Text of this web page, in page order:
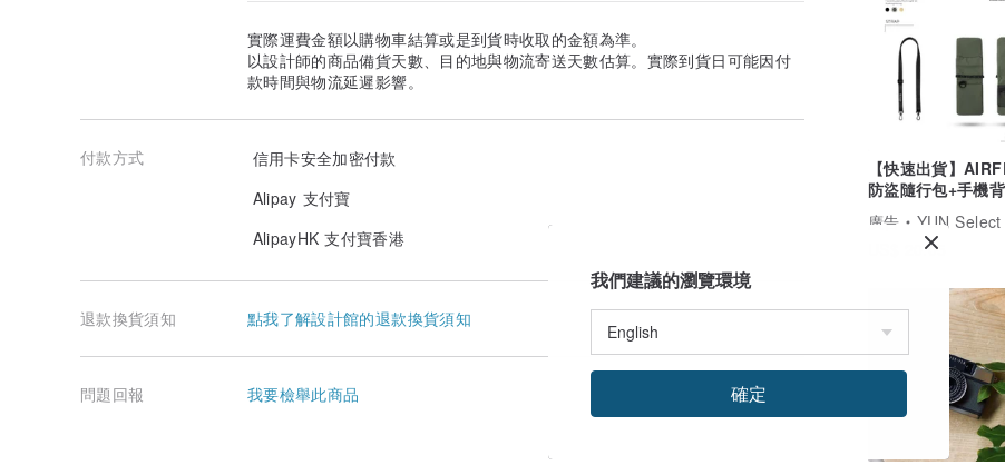
【快速出貨】
防盜隨行包+手機
RFID 極輕防潑水
廣告
YUN Select
US$ 20.05
實際運費金額以購物車結算或是到貨時收取的金額為準。
以設計師的商品備貨天數、目的地與物流寄送天數估算。實際到貨日可能因付
款時間與物流延遲影響。
付款方式
信用卡安全加密付款
Alipay 支付寶
AlipayHK 支付寶香港
退款換貨須知 點我了解設計館的退款換貨須知
問題回報 我要檢舉此商品
我們建議的瀏覽環境
確定